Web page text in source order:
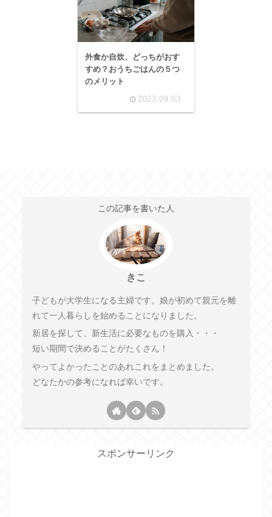
外食か自炊、どっちがおす
すめ？おうちごはんの５つ
のメリット
2023.09.03
この記事を書いた人
きこ
子どもが大学生になる主婦です。娘が初めて親元を離
れて一人暮らしを始めることになりました。
新居を探して、新生活に必要なものを購入・・・
短い期間で決めることがたくさん！
やってよかったことのあれこれをまとめました。
どなたかの参考になれば幸いです。
スポンサーリンク